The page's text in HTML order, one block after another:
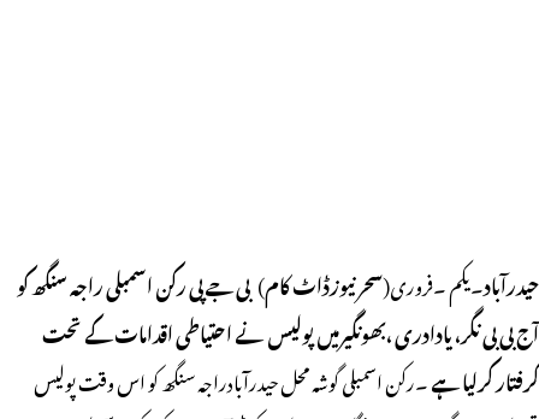
حیدرآباد۔یکم ۔فروری(سحرنیوزڈاٹ کام)بی جے پی رکن اسمبلی راجہ سنگھ کو
آج بی بی نگر، یادادری ،بھونگیرمیں پولیس نے احتیاطی اقدامات کے تحت
گرفتار کرلیا ہے۔رکن اسمبلی گوشہ محل حیدرآبادراجہ سنگھ کو اس وقت پولیس